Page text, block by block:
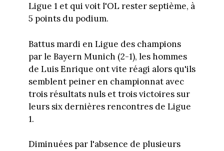
Ligue 1 et qui voit l'OL rester septième, à
5 points du podium.
Battus mardi en Ligue des champions
par le Bayern Munich (2-1), les hommes
de Luis Enrique ont vite réagi alors qu'ils
semblent peiner en championnat avec
trois résultats nuls et trois victoires sur
leurs six dernières rencontres de Ligue
1.
Diminuées par l'absence de plusieurs